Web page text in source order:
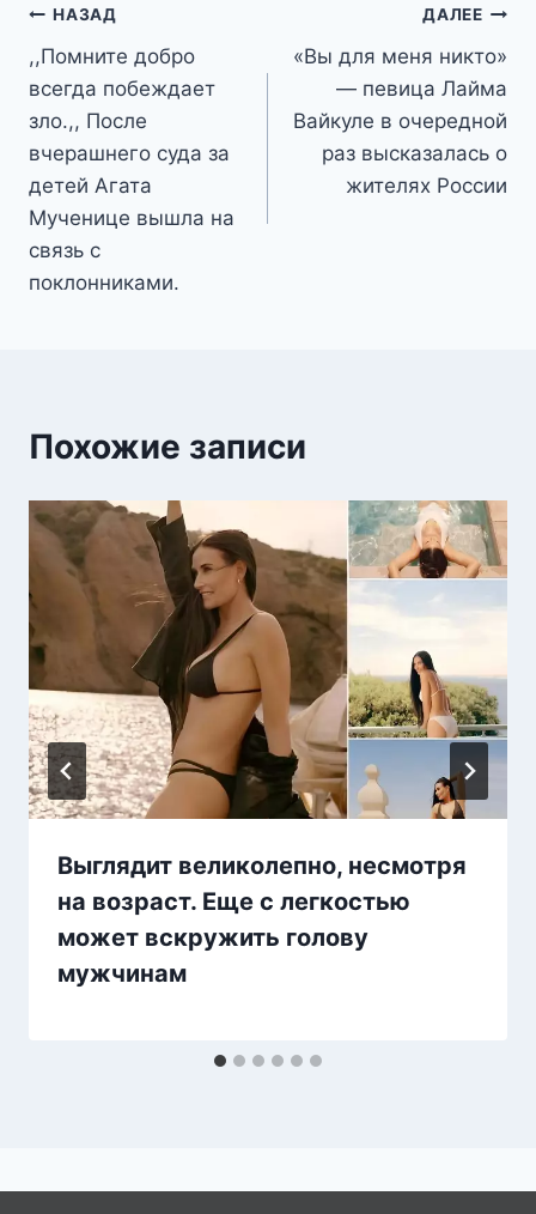
Навигация
по
записям
НАЗАД
,,Помните добро
всегда побеждает
зло.,, После
вчерашнего суда за
детей Агата
Мученице вышла на
связь с
поклонниками.
ДАЛЕЕ
«Вы для меня никто»
— певица Лайма
Вайкуле в очередной
раз высказалась о
жителях России
Похожие записи
Выглядит великолепно, несмотря
на возраст. Еще с легкостью
может вскружить голову
мужчинам